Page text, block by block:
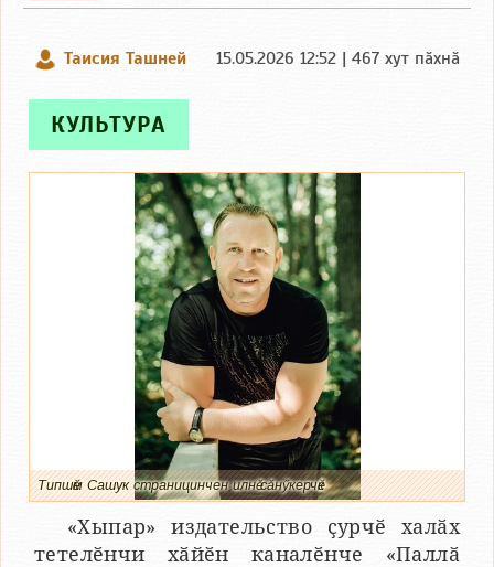
Таисия Ташней 15.05.2026 12:52 | 467 хут пӑхнӑ
КУЛЬТУРА
Типшӗм Сашук страницинчен илнӗ сӑнӳкерчӗк
«Хыпар» издательство ҫурчӗ халӑх
тетелӗнчи хӑйӗн каналӗнче «Паллӑ